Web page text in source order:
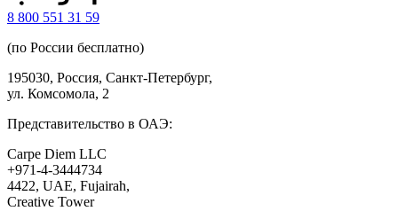
8 800 551 31 59
(по России бесплатно)
195030, Россия, Санкт-Петербург,
ул. Комсомола, 2
Представительство в ОАЭ:
Carpe Diem LLC
+971-4-3444734
4422, UAE, Fujairah,
Creative Tower